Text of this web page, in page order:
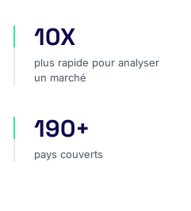
plus rapide pour analyser
10X
plus rapide pour analyser
un marché
pays couverts
190+
pays couverts